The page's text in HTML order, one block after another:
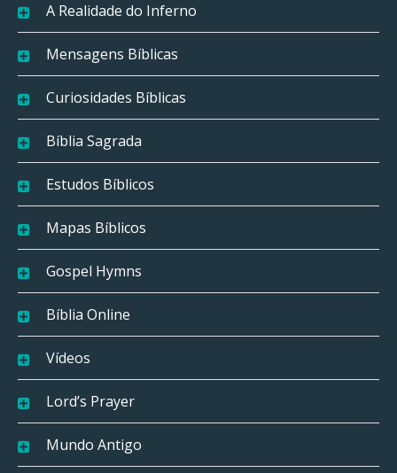
A Realidade do Inferno
Mensagens Bíblicas
Curiosidades Bíblicas
Bíblia Sagrada
Estudos Bíblicos
Mapas Bíblicos
Gospel Hymns
Bíblia Online
Vídeos
Lord’s Prayer
Mundo Antigo